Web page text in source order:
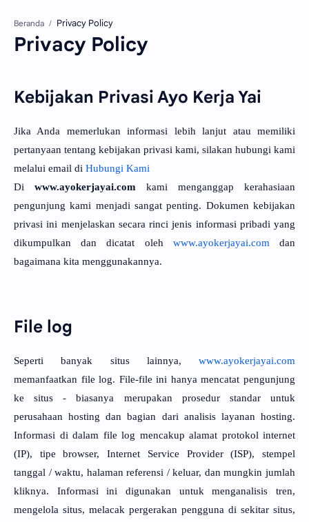
Beranda
Privacy Policy
Kebijakan Privasi Ayo Kerja Yai
Jika Anda memerlukan informasi lebih lanjut atau memiliki
pertanyaan tentang kebijakan privasi kami, silakan hubungi kami
melalui email di Hubungi Kami
Di www.ayokerjayai.com kami menganggap kerahasiaan
pengunjung kami menjadi sangat penting. Dokumen kebijakan
privasi ini menjelaskan secara rinci jenis informasi pribadi yang
dikumpulkan dan dicatat oleh www.ayokerjayai.com dan
bagaimana kita menggunakannya.
File log
Seperti banyak situs lainnya, www.ayokerjayai.com
memanfaatkan file log. File-file ini hanya mencatat pengunjung
ke situs - biasanya merupakan prosedur standar untuk
perusahaan hosting dan bagian dari analisis layanan hosting.
Informasi di dalam file log mencakup alamat protokol internet
(IP), tipe browser, Internet Service Provider (ISP), stempel
tanggal / waktu, halaman referensi / keluar, dan mungkin jumlah
kliknya. Informasi ini digunakan untuk menganalisis tren,
mengelola situs, melacak pergerakan pengguna di sekitar situs,